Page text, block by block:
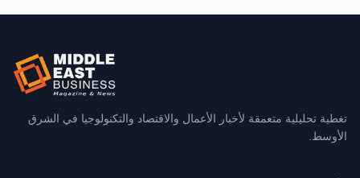
تغطية تحليلية متعمقة لأخبار الأعمال والاقتصاد والتكنولوجيا في الشرق
الأوسط.